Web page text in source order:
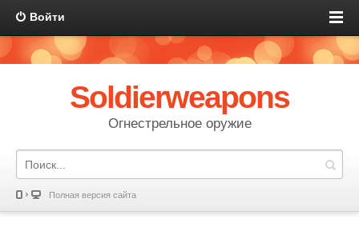
Войти
Soldierweapons
Огнестрельное оружие
Полная версия сайта